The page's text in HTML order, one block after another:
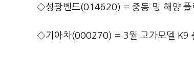
◇성광벤드(014620) = 중동 및 해양
◇기아차(000270) = 3월 고가모델 K9